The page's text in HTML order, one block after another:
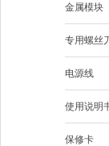
金属模块
专用螺丝
电源线
使用说明
保修卡